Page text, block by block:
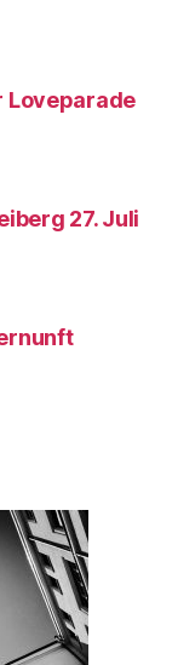
Loveparade
27. Juli